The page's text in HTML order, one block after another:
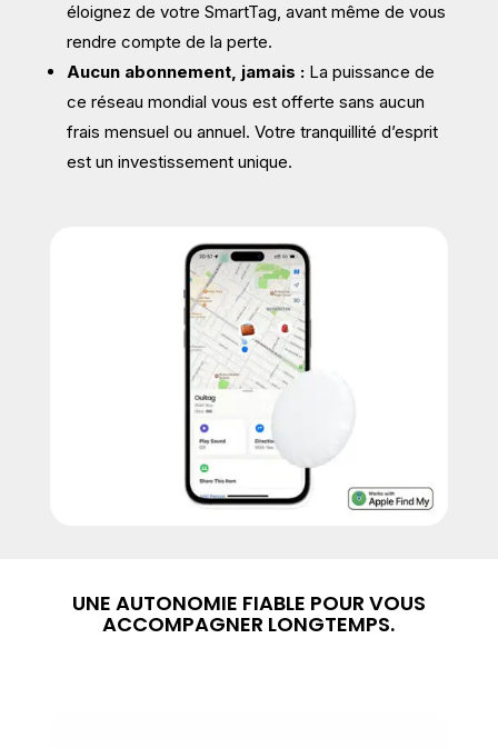
éloignez de votre SmartTag, avant même de vous
rendre compte de la perte.
Aucun abonnement, jamais :La puissance de
ce réseau mondial vous est offerte sans aucun
frais mensuel ou annuel. Votre tranquillité d’esprit
est un investissement unique.
UNE AUTONOMIE FIABLE POUR VOUS
ACCOMPAGNER LONGTEMPS.